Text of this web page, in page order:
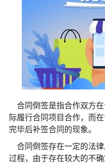
合同倒签是指合作双方
际履行合同项目合作，而
完毕后补签合同的现象。
合同倒签存在一定的法
过程，由于存在较大的不